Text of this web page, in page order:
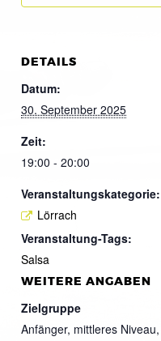
DETAILS
Datum:
30. September 2025
Zeit:
19:00 - 20:00
Veranstaltungskategorie:
Lörrach
Veranstaltung-Tags:
Salsa
WEITERE ANGABEN
Zielgruppe
Anfänger, mittleres